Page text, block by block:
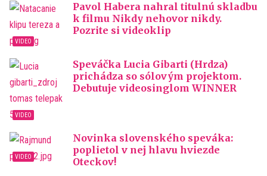
Pavol Habera nahral titulnú skladbu
k filmu Nikdy nehovor nikdy.
Pozrite si videoklip
Speváčka Lucia Gibarti (Hrdza)
prichádza so sólovým projektom.
Debutuje videosinglom WINNER
Novinka slovenského speváka:
poplietol v nej hlavu hviezde
Oteckov!